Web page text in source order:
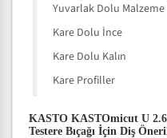
Yuvarlak Dolu
Kare Dolu İnce
Kare Dolu Kalın
Kare Profiller
KASTO KASTOmicut U
Testere Bıçağı İçin Diş